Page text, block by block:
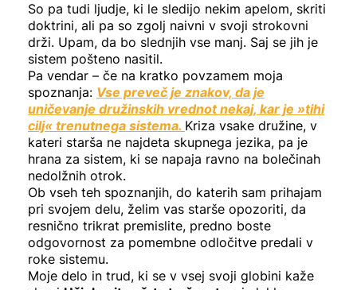
So pa tudi ljudje, ki le sledijo nekim apelom, skriti
doktrini, ali pa so zgolj naivni v svoji strokovni
drži. Upam, da bo slednjih vse manj. Saj se jih je
sistem pošteno nasitil.
Pa vendar – če na kratko povzamem moja
spoznanja: Vse preveč je znakov, da je
uničevanje družinskih vrednot nekaj, kar je »tihi
cilj« trenutnega sistema. Kriza vsake družine, v
kateri starša ne najdeta skupnega jezika, pa je
hrana za sistem, ki se napaja ravno na bolečinah
nedolžnih otrok.
Ob vseh teh spoznanjih, do katerih sam prihajam
pri svojem delu, želim vas starše opozoriti, da
resnično trikrat premislite, predno boste
odgovornost za pomembne odločitve predali v
roke sistemu.
Moje delo in trud, ki se v vsej svoji globini kaže